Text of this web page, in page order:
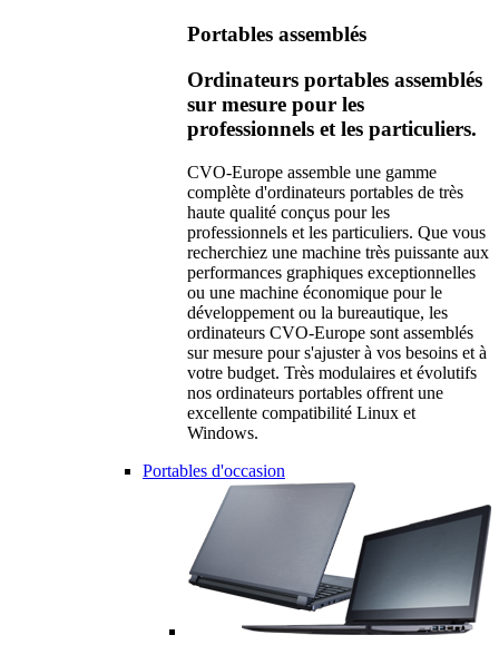
Portables assemblés
Ordinateurs portables assemblés
sur mesure pour les
professionnels et les particuliers.
CVO-Europe assemble une gamme
complète d'ordinateurs portables de très
haute qualité conçus pour les
professionnels et les particuliers. Que vous
recherchiez une machine très puissante aux
performances graphiques exceptionnelles
ou une machine économique pour le
développement ou la bureautique, les
ordinateurs CVO-Europe sont assemblés
sur mesure pour s'ajuster à vos besoins et à
votre budget. Très modulaires et évolutifs
nos ordinateurs portables offrent une
excellente compatibilité Linux et
Windows.
Portables d'occasion